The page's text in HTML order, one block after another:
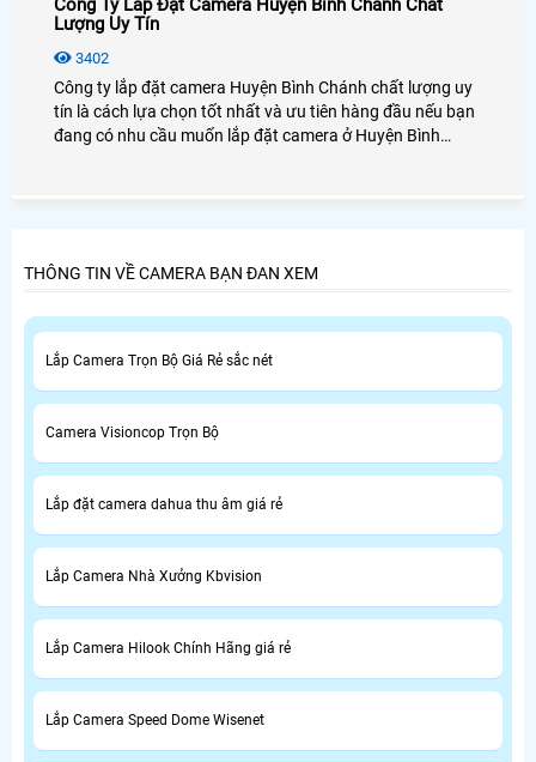
Công Ty Lắp Đặt Camera Huyện Bình Chánh Chất
Lượng Uy Tín
3402
Công ty lắp đặt camera Huyện Bình Chánh chất lượng uy
tín là cách lựa chọn tốt nhất và ưu tiên hàng đầu nếu bạn
đang có nhu cầu muốn lắp đặt camera ở Huyện Bình
THÔNG TIN VỀ CAMERA BẠN ĐAN XEM
Lắp Camera Trọn Bộ Giá Rẻ sắc nét
Camera Visioncop Trọn Bộ
Lắp đặt camera dahua thu âm giá rẻ
Lắp Camera Nhà Xưởng Kbvision
Lắp Camera Hilook Chính Hãng giá rẻ
Lắp Camera Speed Dome Wisenet